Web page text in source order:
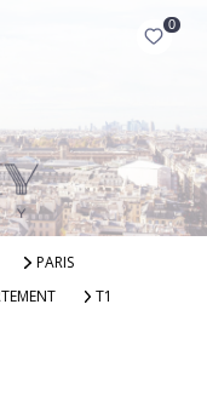
0
PARIS
T1